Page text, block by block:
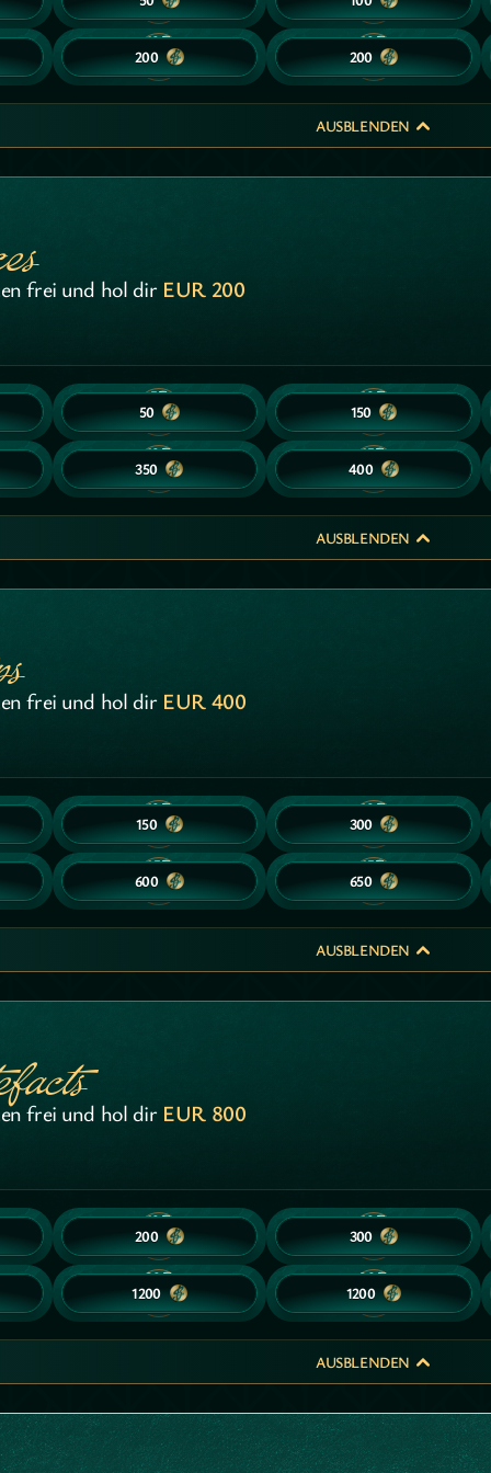
10
200
10
200
10
200
10
200
AUSBLENDEN
frei und hol dir EUR 200
5
50
5
50
10
150
10
150
10
350
10
350
15
400
15
400
AUSBLENDEN
frei und hol dir EUR 400
10
150
10
150
10
300
10
300
15
600
15
600
15
650
15
650
AUSBLENDEN
frei und hol dir EUR 800
10
200
10
200
10
300
10
300
20
1200
20
1200
20
1200
20
1200
AUSBLENDEN